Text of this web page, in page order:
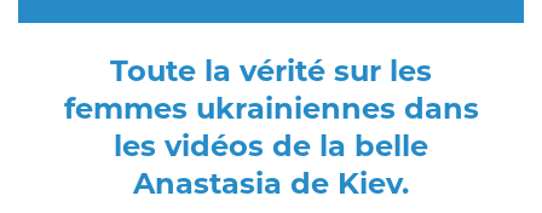
Toute la vérité sur les
femmes ukrainiennes dans
les vidéos de la belle
Anastasia de Kiev.